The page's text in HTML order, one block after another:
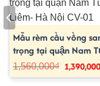
Mẫu rèm cầu vồng
trọng tại quận Nam
Liêm- Hà Nội CV-01
1,560,000₫
Giá
gốc
là:
1,390,000